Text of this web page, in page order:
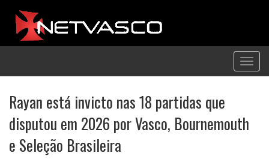
Rayan está invicto nas 18 partidas que
disputou em 2026 por Vasco, Bournemouth
e Seleção Brasileira